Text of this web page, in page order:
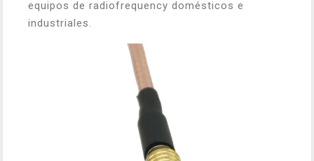
equipos de radiofrequency domésticos e
industriales.